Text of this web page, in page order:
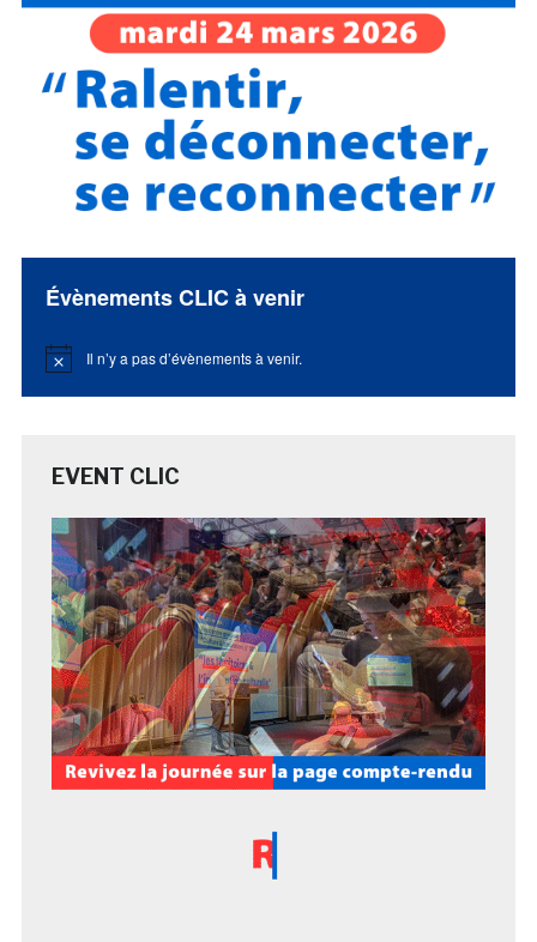
Évènements CLIC à venir
Notice Il n’y a pas d’évènements à venir.
EVENT CLIC